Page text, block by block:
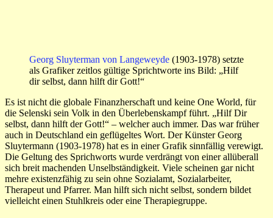
Georg Sluyterman von Langeweyde (1903-1978) setzte
als Grafiker zeitlos gültige Sprichtworte ins Bild: „Hilf
dir selbst, dann hilft dir Gott!“
Es ist nicht die globale Finanzherschaft und keine One World, für
die Selenski sein Volk in den Überlebenskampf führt. „Hilf Dir
selbst, dann hilft der Gott!“ – welcher auch immer. Das war früher
auch in Deutschland ein geflügeltes Wort. Der Künster Georg
Sluytermann (1903-1978) hat es in einer Grafik sinnfällig verewigt.
Die Geltung des Sprichworts wurde verdrängt von einer allüberall
sich breit machenden Unselbständigkeit. Viele scheinen gar nicht
mehre existenzfähig zu sein ohne Sozialamt, Sozialarbeiter,
Therapeut und Pfarrer. Man hilft sich nicht selbst, sondern bildet
vielleicht einen Stuhlkreis oder eine Therapiegruppe.